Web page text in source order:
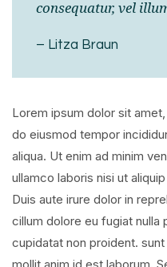
consequatur, vel
– Litza Braun
Lorem ipsum dolor sit
do eiusmod tempor
aliqua. Ut enim ad minim
ullamco laboris nisi ut
Duis aute irure dolor in
cillum dolore eu fugiat
cupidatat non proident.